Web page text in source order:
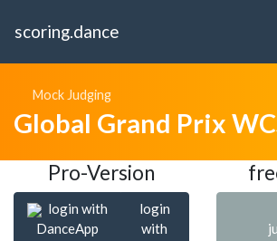
scoring.dance
Mock Judging
Global Grand Prix
Pro-Version
login with
DanceApp
login
with